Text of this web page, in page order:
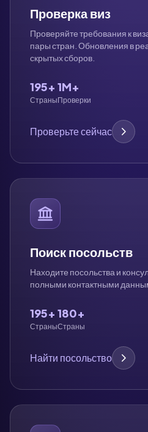
Проверка виз
Проверяйте требования к
пары стран. Обновления в
скрытых сборов.
195+
Страны
1M+
Проверки
Проверьте сейчас
Поиск посольств
Находите посольства и
полными контактными
195+
Страны
180+
Страны
Найти посольство